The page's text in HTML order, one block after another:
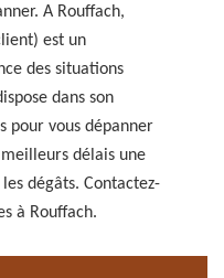
A Rouffach,
est un
des situations
dans son
pour vous dépanner
délais une
dégâts. Contactez-
à Rouffach.